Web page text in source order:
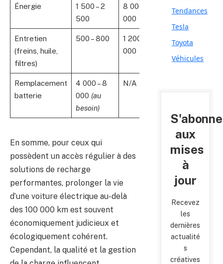
Énergie
1 500 – 2
500
8 000 – 10
000
Entretien
(freins, huile,
filtres)
500 – 800
1 200 – 2
000
Remplacement
batterie
4 000 – 8
000 (au
besoin)
N/A
En somme, pour ceux qui
possèdent un accès régulier à des
solutions de recharge
performantes, prolonger la vie
d’une voiture électrique au-delà
des 100 000 km est souvent
économiquement judicieux et
écologiquement cohérent.
Cependant, la qualité et la gestion
Tendances
Tesla
Toyota
Véhicules
aux
mises
à
jour
Recevez
les
dernières
actualité
s
créatives